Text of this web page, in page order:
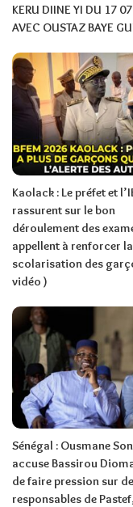
KERU DIINE YI DU 17
AVEC OUSTAZ BAYE
Kaolack : Le préfet et
rassurent sur le bon
déroulement des
appellent à renforcer la
scolarisation des
vidéo )
Sénégal : Ousmane
accuse Bassirou
de faire pression sur
responsables de